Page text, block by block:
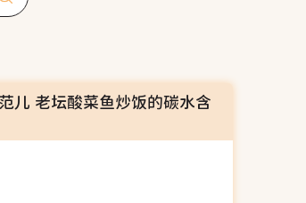
儿 老坛酸菜鱼炒饭的碳水含